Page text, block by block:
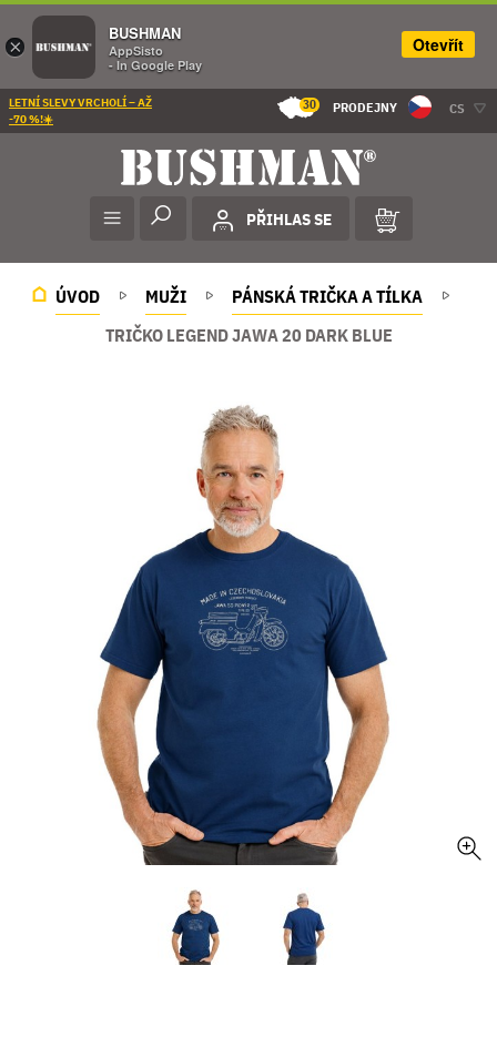
LETNÍ SLEVY VRCHOLÍ – AŽ
-70 %!☀️
30 PRODEJNY CS
PŘIHLAS SE
ÚVOD MUŽI
PÁNSKÁ TRIČKA A TÍLKA
TRIČKO LEGEND JAWA 20 DARK BLUE
×
BUSHMAN
AppSisto
- In Google Play
Otevřít